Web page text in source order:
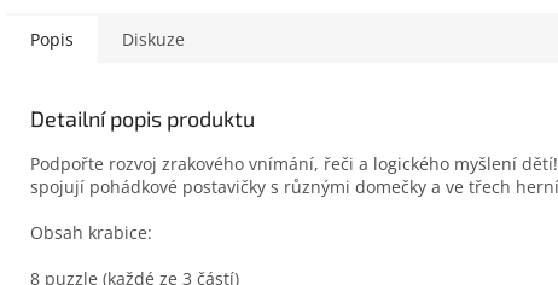
Popis Diskuze
Detailní popis produktu
Podpořte rozvoj zrakového vnímání, řeči a logického myšlení
spojují pohádkové postavičky s různými domečky a ve třech
Obsah krabice:
8 puzzle (každé ze 3 částí)